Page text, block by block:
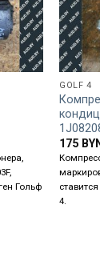
Гольф
GOLF 4
175 BYN
4.